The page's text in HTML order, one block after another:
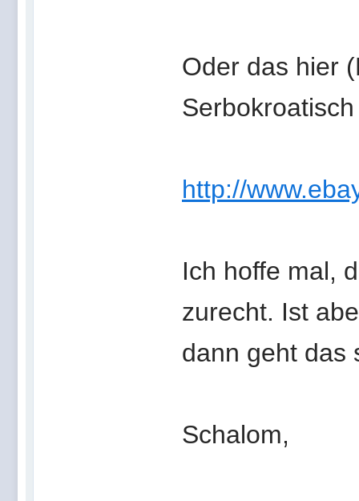
Oder das hier
http://
Ich hoffe mal,
zurecht. Ist
dann geht das
Schalom,